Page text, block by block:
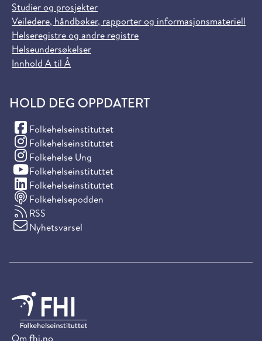
Studier og prosjekter
Veiledere, håndbøker, rapporter og informasjonsmateriell
Helseregistre og andre registre
Helseundersøkelser
Innhold A til Å
HOLD DEG OPPDATERT
Folkehelseinstituttet
(Facebook)
Folkehelseinstituttet
(Instagram)
Folkehelse Ung
(Instagram)
Folkehelseinstituttet
(YouTube)
Folkehelseinstituttet
(LinkedIn)
Folkehelsepodden
RSS
Nyhetsvarsel
Om fhi.no